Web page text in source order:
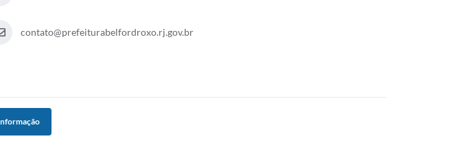
contato@prefeiturabelfordroxo.rj.gov.br